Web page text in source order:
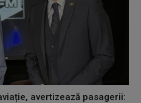
avertizează pasagerii: